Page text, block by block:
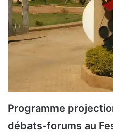
Programme
débats-forums au